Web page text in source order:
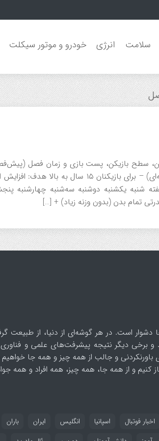
سلامت انرژی خودرو و موتور سیکلت
سن، سطح بازیکن، پست بازی و زمان فصل
آفرسیزن) متفاوت هستند. ۱. برنامه تمرینی پیش‌فصل (۶ هفته‌ای) – برای
است. در هر گوشه‌ای از دنیا، از طبیعت
برخی دیگر نتیجه پیشرفت‌های علمی و
باورنکردنی و جالب از همه چیز و همه جا
و از همه جا، همه چیز، همه افراد و همه
اخبار فوتبال اسپانیا انگلیس ایران باران